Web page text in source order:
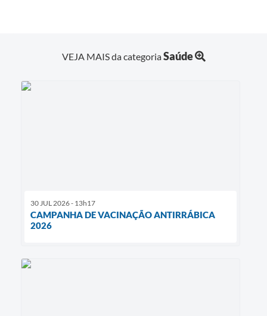
VEJA MAIS da categoriaSaúde
30 JUL 2026 - 13h17
CAMPANHA DE VACINAÇÃO ANTIRRÁBICA
2026